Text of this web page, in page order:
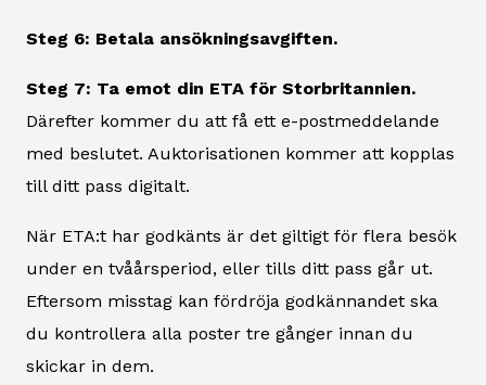
Steg 6: Betala ansökningsavgiften.
Steg 7: Ta emot din ETA för Storbritannien.
Därefter kommer du att få ett e-postmeddelande
med beslutet. Auktorisationen kommer att kopplas
till ditt pass digitalt.
När ETA:t har godkänts är det giltigt för flera besök
under en tvåårsperiod, eller tills ditt pass går ut.
Eftersom misstag kan fördröja godkännandet ska
du kontrollera alla poster tre gånger innan du
skickar in dem.